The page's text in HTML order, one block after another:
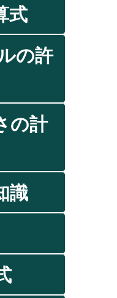
式
の許
の計
識